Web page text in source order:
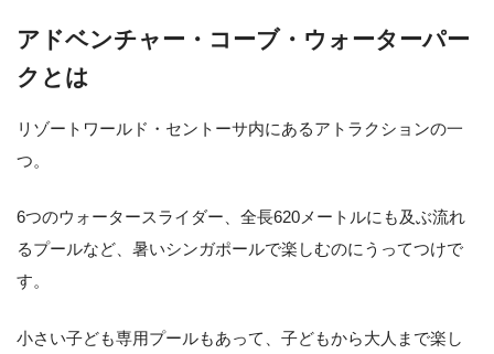
アドベンチャー・コーブ・ウォーターパー
クとは
リゾートワールド・セントーサ内にあるアトラクションの一
つ。
6つのウォータースライダー、全長620メートルにも及ぶ流れ
るプールなど、暑いシンガポールで楽しむのにうってつけで
す。
小さい子ども専用プールもあって、子どもから大人まで楽し